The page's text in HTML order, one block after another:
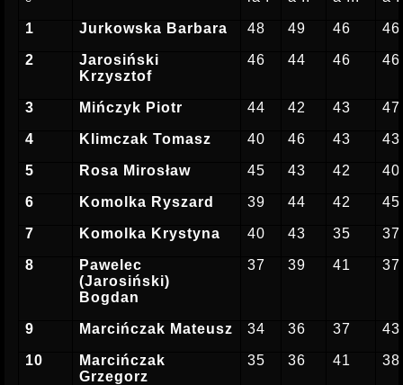
1 Jurkowska Barbara 48 49 46 46
2
Jarosiński
Krzysztof
46 44 46 46
3 Mińczyk Piotr 44 42 43 47
4 Klimczak Tomasz 40 46 43 43
5 Rosa Mirosław 45 43 42 40
6 Komolka Ryszard 39 44 42 45
7 Komolka Krystyna 40 43 35 37
8
Pawelec
(Jarosiński)
Bogdan
37 39 41 37
9 Marcińczak Mateusz 34 36 37 43
10
Marcińczak
Grzegorz
35 36 41 38